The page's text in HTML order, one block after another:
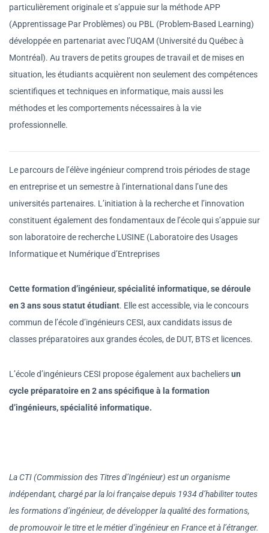
particulièrement originale et s’appuie sur la méthode APP
(Apprentissage Par Problèmes) ou PBL (Problem-Based Learning)
développée en partenariat avec l’UQAM (Université du Québec à
Montréal). Au travers de petits groupes de travail et de mises en
situation, les étudiants acquièrent non seulement des compétences
scientifiques et techniques en informatique, mais aussi les
méthodes et les comportements nécessaires à la vie
professionnelle.
Le parcours de l’élève ingénieur comprend trois périodes de stage
en entreprise et un semestre à l’international dans l’une des
universités partenaires. L’initiation à la recherche et l’innovation
constituent également des fondamentaux de l’école qui s’appuie sur
son laboratoire de recherche LUSINE (Laboratoire des Usages
Informatique et Numérique d’Entreprises
Cette formation d’ingénieur, spécialité informatique, se déroule
en 3 ans sous statut étudiant. Elle est accessible, via le concours
commun de l’école d’ingénieurs CESI, aux candidats issus de
classes préparatoires aux grandes écoles, de DUT, BTS et licences.
L’école d’ingénieurs CESI propose également aux bacheliersun
cycle préparatoire en 2 ans spécifique à la formation
d’ingénieurs, spécialité informatique.
La CTI (Commission des Titres d’Ingénieur) est un organisme
indépendant, chargé par la loi française depuis 1934 d’habiliter toutes
les formations d’ingénieur, de développer la qualité des formations,
de promouvoir le titre et le métier d’ingénieur en France et à l’étranger.